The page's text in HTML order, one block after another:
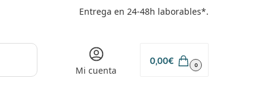
Entrega en 24-48h laborables*.
Mi cuenta
0,00€ 0